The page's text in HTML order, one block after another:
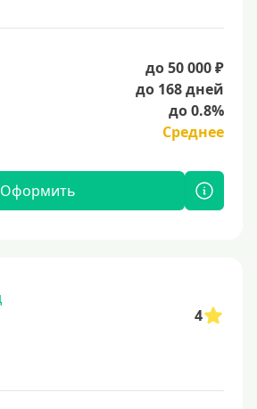
до 50 000 ₽
до 168 дней
до 0.8%
Среднее
Оформить
4